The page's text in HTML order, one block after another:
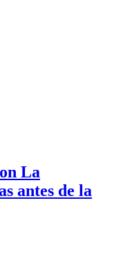
La
antes de la